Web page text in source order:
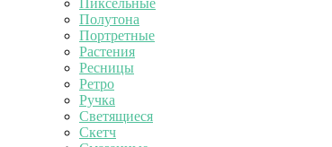
Пиксельные
Полутона
Портретные
Растения
Ресницы
Ретро
Ручка
Светящиеся
Скетч